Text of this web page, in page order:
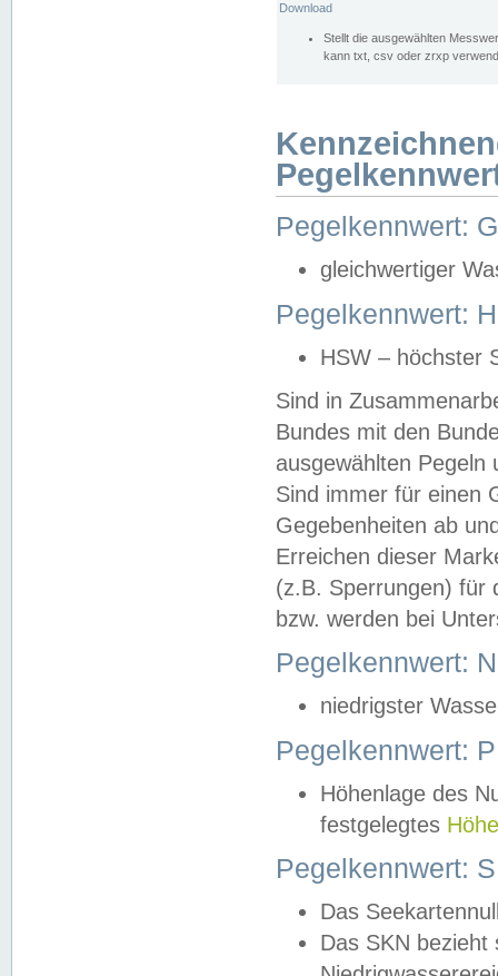
Download
Stellt die ausgewählten
kann txt, csv oder zrxp
Pegelkennwert:
gleichwertiger
Pegelkennwert:
HSW – höchster
Sind in
Bundes mit den
ausgewählten
Sind immer für einen
Gegebenheiten ab
Erreichen dieser
(z.B. Sperrungen) für
bzw. werden bei
Pegelkennwert:
niedrigster
Pegelkennwert:
Höhenlage des
festgelegtes
Pegelkennwert:
Das
Das SKN